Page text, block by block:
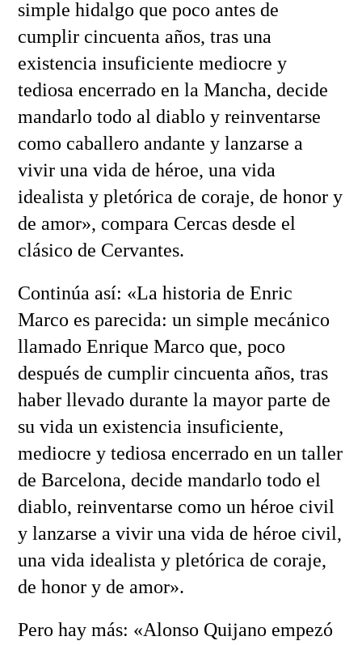
simple hidalgo que poco antes de
cumplir cincuenta años, tras una
existencia insuficiente mediocre y
tediosa encerrado en la Mancha, decide
mandarlo todo al diablo y reinventarse
como caballero andante y lanzarse a
vivir una vida de héroe, una vida
idealista y pletórica de coraje, de honor y
de amor», compara Cercas desde el
clásico de Cervantes.
Continúa así: «La historia de Enric
Marco es parecida: un simple mecánico
llamado Enrique Marco que, poco
después de cumplir cincuenta años, tras
haber llevado durante la mayor parte de
su vida un existencia insuficiente,
mediocre y tediosa encerrado en un taller
de Barcelona, decide mandarlo todo el
diablo, reinventarse como un héroe civil
y lanzarse a vivir una vida de héroe civil,
una vida idealista y pletórica de coraje,
de honor y de amor».
Pero hay más: «Alonso Quijano empezó